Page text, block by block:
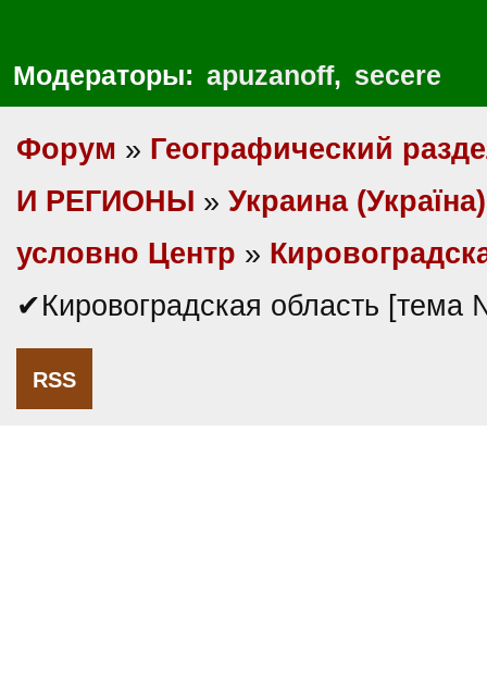
Модераторы: apuzanoff, secere
Форум » Географический
И РЕГИОНЫ » Украина (Україна)
условно Центр »
✔Кировоградская область [тема
RSS